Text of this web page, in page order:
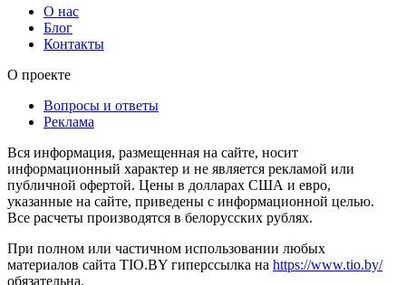
О нас
Блог
Контакты
О проекте
Вопросы и ответы
Реклама
Вся информация, размещенная на сайте, носит
информационный характер и не является рекламой или
публичной офертой. Цены в долларах США и евро,
указанные на сайте, приведены с информационной целью.
Все расчеты производятся в белорусских рублях.
При полном или частичном использовании любых
материалов сайта TIO.BY гиперссылка на https://www.tio.by/
обязательна.